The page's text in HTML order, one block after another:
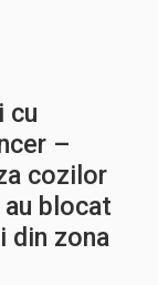
cu
–
cozilor
blocat
din zona